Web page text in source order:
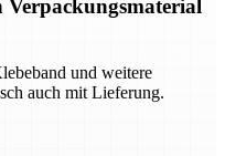
und weitere
auch mit Lieferung.